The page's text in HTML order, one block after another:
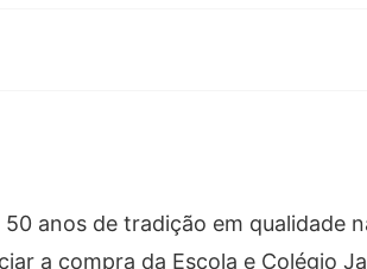
anos de tradição em qualidade
a compra da Escola e Colégio